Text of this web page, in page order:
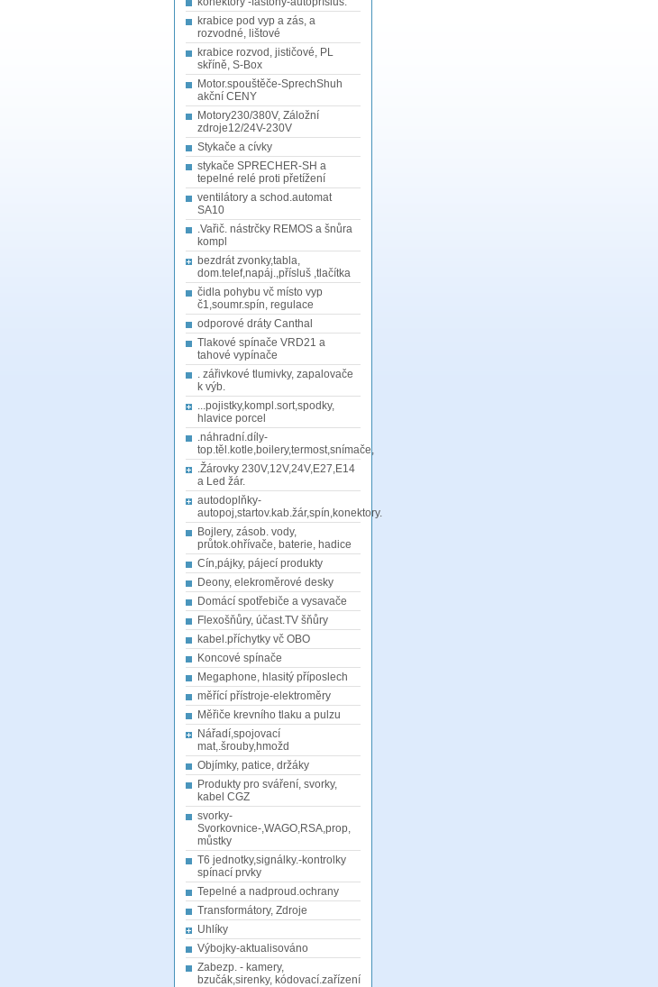
krabice pod vyp a zás, a
rozvodné, lištové
krabice rozvod, jističové, PL
skříně, S-Box
Motor.spouštěče-SprechShuh
akční CENY
Motory230/380V, Záložní
zdroje12/24V-230V
Stykače a cívky
stykače SPRECHER-SH a
tepelné relé proti přetížení
ventilátory a schod.automat
SA10
.Vařič. nástrčky REMOS a šnůra
kompl
bezdrát zvonky,tabla,
dom.telef,napáj.,přísluš ,tlačítka
čidla pohybu vč místo vyp
č1,soumr.spín, regulace
odporové dráty Canthal
Tlakové spínače VRD21 a
tahové vypínače
. zářivkové tlumivky, zapalovače
k výb.
...pojistky,kompl.sort,spodky,
hlavice porcel
.náhradní.díly-
top.těl.kotle,boilery,termost,snímače,
.Žárovky 230V,12V,24V,E27,E14
a Led žár.
autodoplňky-
autopoj,startov.kab.žár,spín,konektory.
Bojlery, zásob. vody,
průtok.ohřívače, baterie, hadice
Cín,pájky, pájecí produkty
Deony, elekroměrové desky
Domácí spotřebiče a vysavače
Flexošňůry, účast.TV šňůry
kabel.příchytky vč OBO
Koncové spínače
Megaphone, hlasitý příposlech
měřící přístroje-elektroměry
Měřiče krevního tlaku a pulzu
Nářadí,spojovací
mat,.šrouby,hmožd
Objímky, patice, držáky
Produkty pro sváření, svorky,
kabel CGZ
svorky-
Svorkovnice-,WAGO,RSA,prop,
můstky
T6 jednotky,signálky.-kontrolky
spínací prvky
Tepelné a nadproud.ochrany
Transformátory, Zdroje
Uhlíky
Výbojky-aktualisováno
Zabezp. - kamery,
bzučák,sirenky, kódovací.zařízení